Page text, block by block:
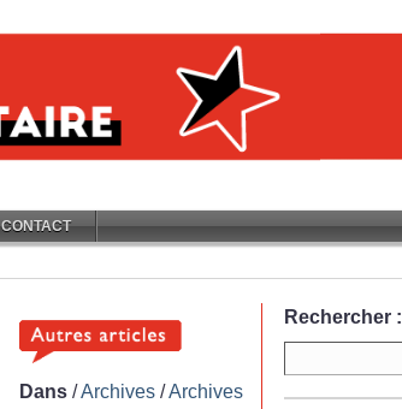
CONTACT
Dans /Archives /Archives
Rechercher :